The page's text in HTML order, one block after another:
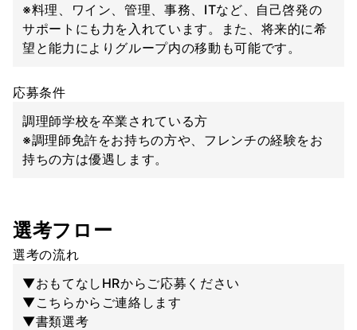
※料理、ワイン、管理、事務、ITなど、自己啓発の
サポートにも力を入れています。また、将来的に希
望と能力によりグループ内の移動も可能です。
応募条件
調理師学校を卒業されている方
※調理師免許をお持ちの方や、フレンチの経験をお
持ちの方は優遇します。
選考フロー
選考の流れ
▼おもてなしHRからご応募ください
▼こちらからご連絡します
▼書類選考